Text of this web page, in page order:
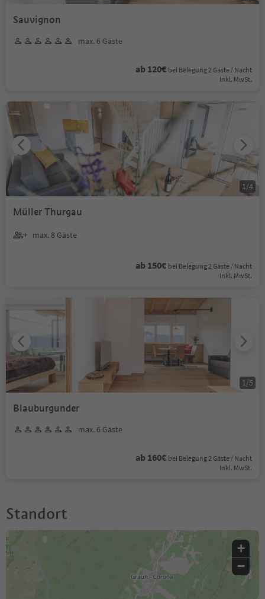
Sauvignon
max. 6 Gäste
ab 120€ bei Belegung 2 Gäste / Nacht
Inkl. MwSt.
Müller Thurgau
max. 8 Gäste
ab 150€ bei Belegung 2 Gäste / Nacht
Inkl. MwSt.
1 /4
Blauburgunder
max. 6 Gäste
ab 160€ bei Belegung 2 Gäste / Nacht
Inkl. MwSt.
1 /5
Standort
+
−